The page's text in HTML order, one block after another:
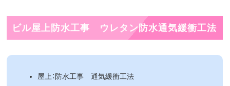
ビル屋上防水工事 ウレタン防水通気緩衝工法
屋上：防水工事 通気緩衝工法